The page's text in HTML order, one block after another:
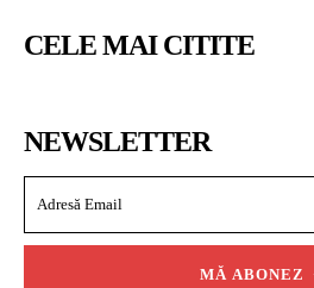
CELE MAI CITITE
NEWSLETTER
MĂ ABONEZ